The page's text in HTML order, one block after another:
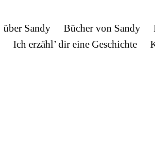
über Sandy Bücher von Sandy
Ich erzähl’ dir eine Geschichte